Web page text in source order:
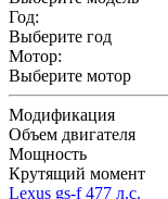
Год:
Выберите год
Мотор:
Выберите мотор
Модификация
Объем двигателя
Мощность
Крутящий момент
Lexus gs-f 477 л.с.